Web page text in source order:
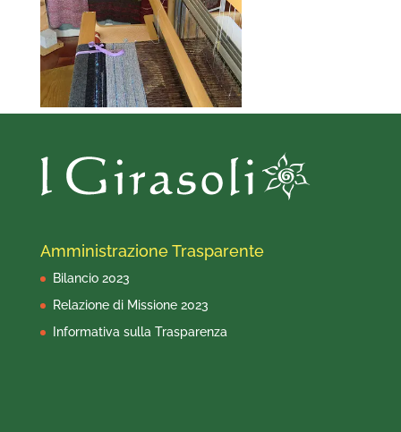
Amministrazione Trasparente
Bilancio 2023
Relazione di Missione 2023
Informativa sulla Trasparenza